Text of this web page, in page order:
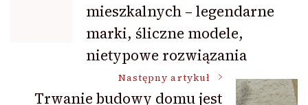
wpisumieszkalnych – legendarne
marki, śliczne modele,
nietypowe rozwiązania
Następny artykuł
Trwanie budowy domu jest